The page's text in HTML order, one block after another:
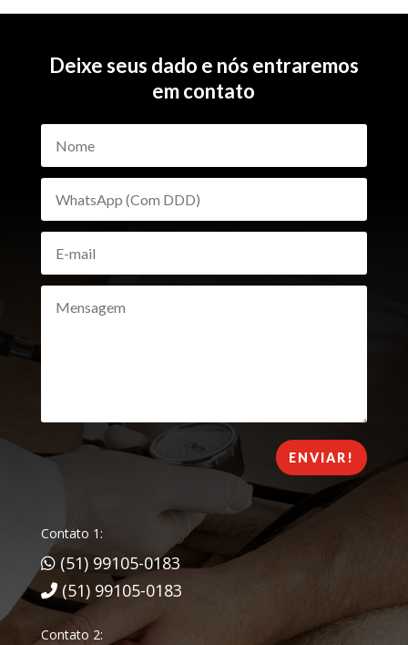
Deixe seus dado e nós entraremos
em contato
ENVIAR!
Contato 1:
(51) 99105-0183
(51) 99105-0183
Contato 2: